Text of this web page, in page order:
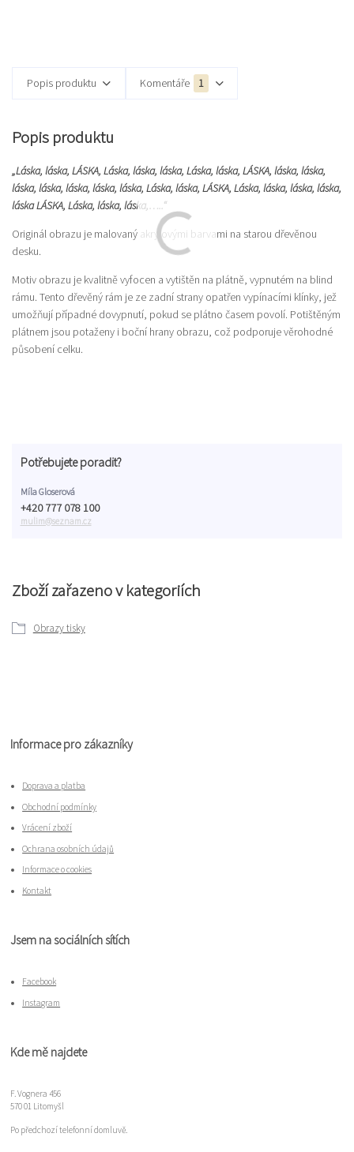
Popis produktu Komentáře 1
Popis produktu
„Láska, láska, LÁSKA, Láska, láska, láska, Láska, láska, LÁSKA, láska, láska,
láska, láska, láska, láska, láska, Láska, láska, LÁSKA, Láska, láska, láska, láska,
láska LÁSKA, Láska, láska, láska,…..“
Originál obrazu je malovaný akrylovými barvami na starou dřevěnou
desku.
Motiv obrazu je kvalitně vyfocen a vytištěn na plátně, vypnutém na blind
rámu. Tento dřevěný rám je ze zadní strany opatřen vypínacími klínky, jež
umožňují případné dovypnutí, pokud se plátno časem povolí. Potištěným
plátnem jsou potaženy i boční hrany obrazu, což podporuje věrohodné
působení celku.
Zboží zařazeno v kategoriích
Obrazy tisky
Potřebujete poradit?
Míla Gloserová
+420 777 078 100
mulim@seznam.cz
Informace pro zákazníky
Doprava a platba
Obchodní podmínky
Vrácení zboží
Ochrana osobních údajů
Informace o cookies
Kontakt
Jsem na sociálních sítích
Facebook
Instagram
Kde mě najdete
F. Vognera 456
570 01 Litomyšl
Po předchozí telefonní domluvě.